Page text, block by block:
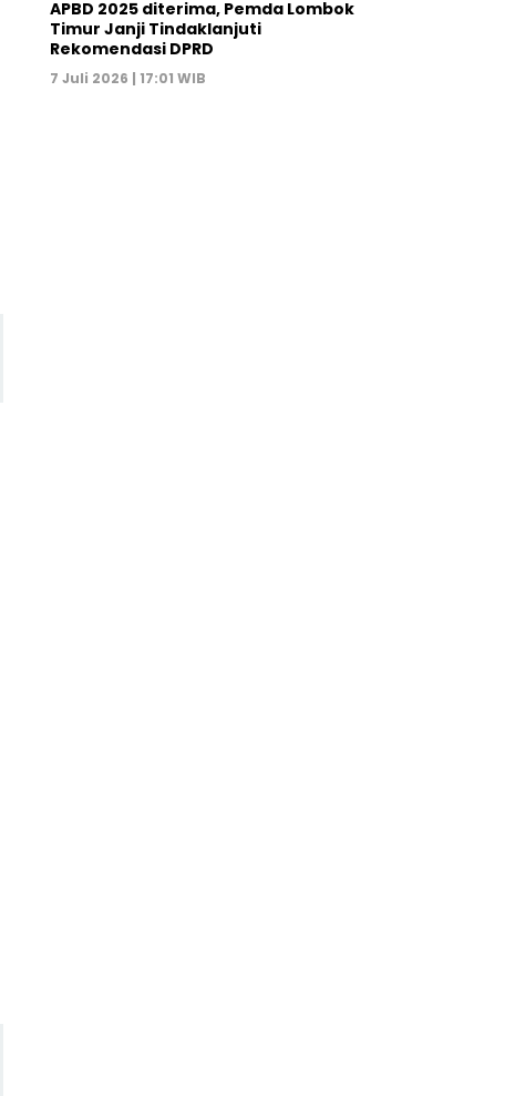
APBD 2025 diterima, Pemda Lombok
Timur Janji Tindaklanjuti
Rekomendasi DPRD
7 Juli 2026 | 17:01 WIB